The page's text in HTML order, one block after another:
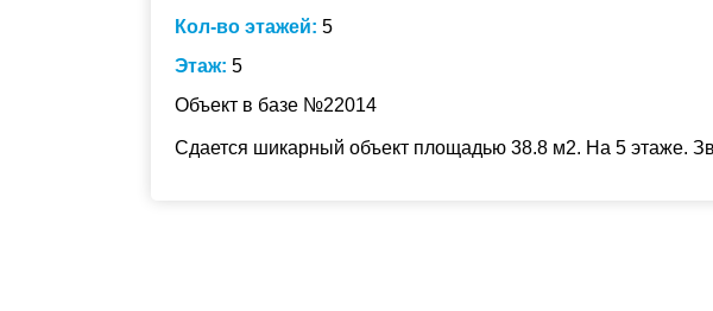
Кол-во этажей: 5
Этаж: 5
Объект в базе №22014
Сдается шикарный объект площадью 38.8 м2. На 5 этаже.